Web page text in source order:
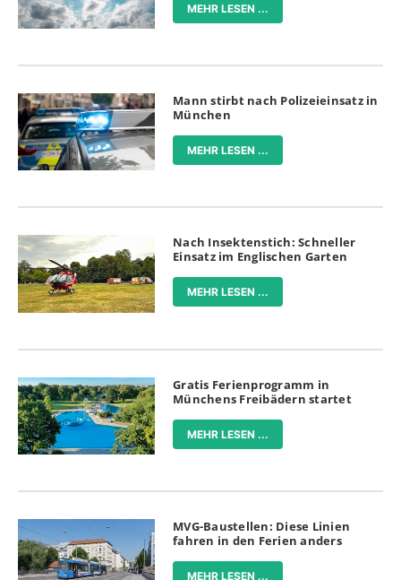
MEHR LESEN ...
Mann stirbt nach Polizeieinsatz in
München
MEHR LESEN ...
Nach Insektenstich: Schneller
Einsatz im Englischen Garten
MEHR LESEN ...
Gratis Ferienprogramm in
Münchens Freibädern startet
MEHR LESEN ...
MVG-Baustellen: Diese Linien
fahren in den Ferien anders
MEHR LESEN ...